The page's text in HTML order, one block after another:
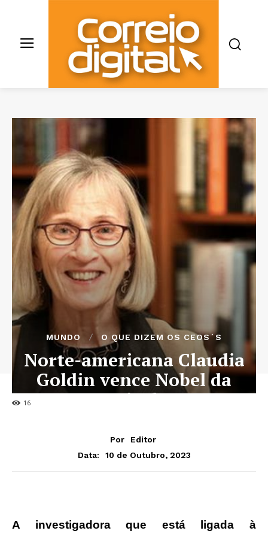
16
MUNDO O QUE DIZEM OS CEOS´S
Norte-americana Claudia
Goldin vence Nobel da
Economia de 2023
Por
Editor
Data:
10 de Outubro, 2023
A investigadora que está ligada à